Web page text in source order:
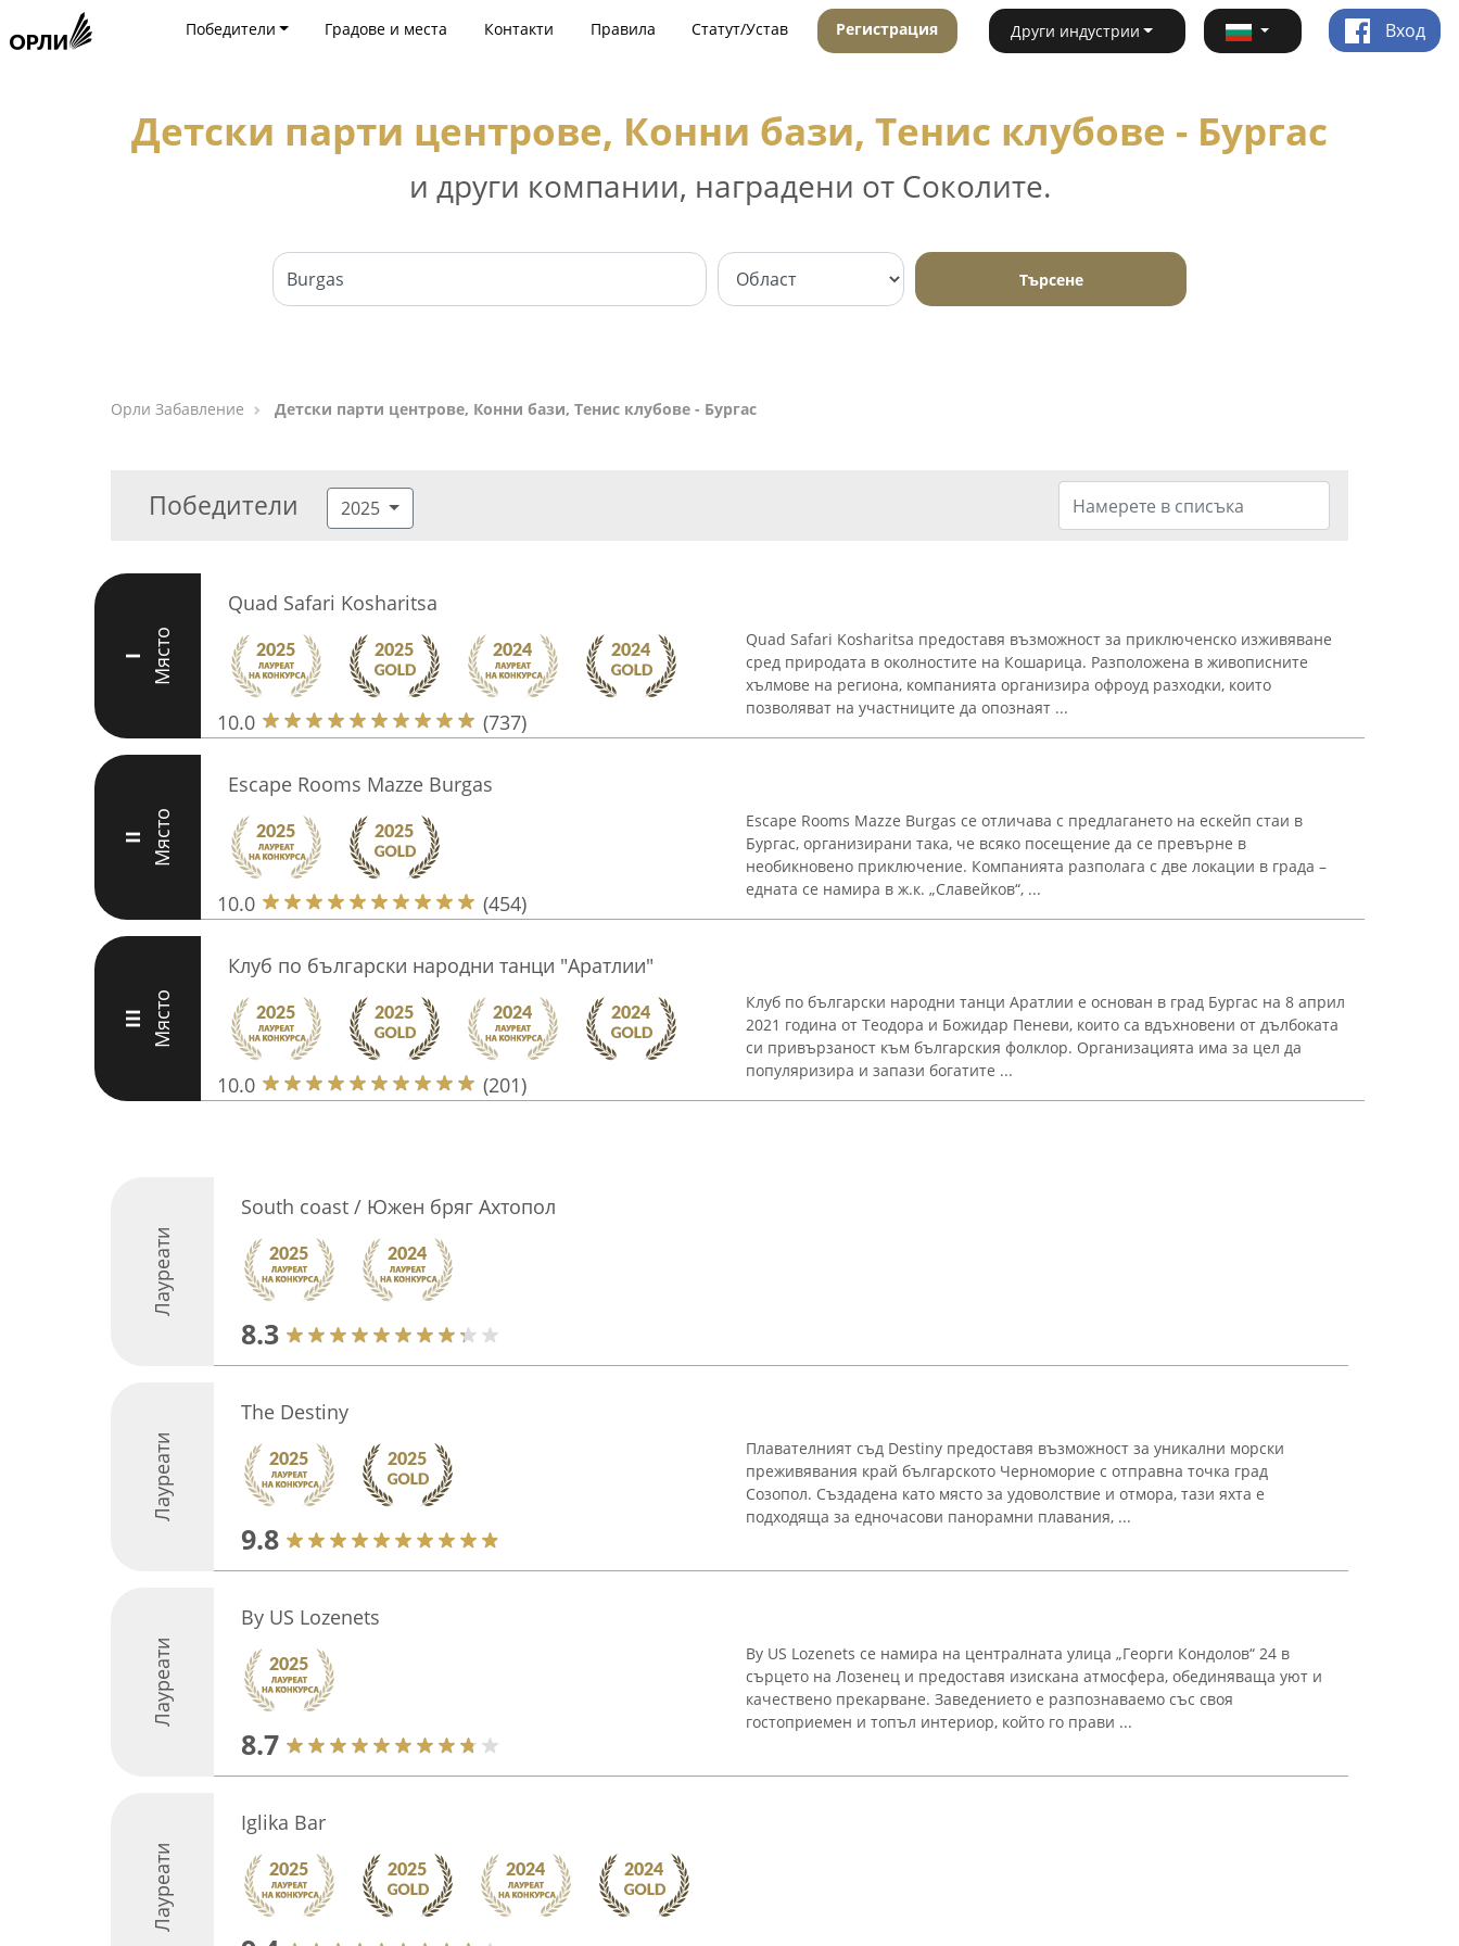
Победители Градове и места Контакти Правила Статут/Устав Регистрация Други индустрии Вход
Детски парти центрове, Конни бази, Тенис клубове - Бургас
и други компании, наградени от Соколите.
Търсене
Орли Забавление Детски парти центрове, Конни бази, Тенис клубове - Бургас
Победители 2025
I Място
Quad Safari Kosharitsa
10.0 (737)
Quad Safari Kosharitsa предоставя възможност за приключенско изживяване
сред природата в околностите на Кошарица. Разположена в живописните
хълмове на региона, компанията организира офроуд разходки, които
позволяват на участниците да опознаят ...
II Място
Escape Rooms Mazze Burgas
10.0 (454)
Escape Rooms Mazze Burgas се отличава с предлагането на ескейп стаи в
Бургас, организирани така, че всяко посещение да се превърне в
необикновено приключение. Компанията разполага с две локации в града –
едната се намира в ж.к. „Славейков“, ...
III Място
Клуб по български народни танци "Аратлии"
10.0 (201)
Клуб по български народни танци Аратлии е основан в град Бургас на 8 април
2021 година от Теодора и Божидар Пеневи, които са вдъхновени от дълбоката
си привързаност към българския фолклор. Организацията има за цел да
популяризира и запази богатите ...
Лауреати
South coast / Южен бряг Ахтопол
8.3
Лауреати
The Destiny
9.8
Плавателният съд Destiny предоставя възможност за уникални морски
преживявания край българското Черноморие с отправна точка град
Созопол. Създадена като място за удоволствие и отмора, тази яхта е
подходяща за едночасови панорамни плавания, ...
Лауреати
By US Lozenets
8.7
By US Lozenets се намира на централната улица „Георги Кондолов“ 24 в
сърцето на Лозенец и предоставя изискана атмосфера, обединяваща уют и
качествено прекарване. Заведението е разпознаваемо със своя
гостоприемен и топъл интериор, който го прави ...
Лауреати
Iglika Bar